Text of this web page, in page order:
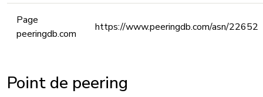
Page
peeringdb.com
https://www.peeringdb.com/asn/22652
Point de peering